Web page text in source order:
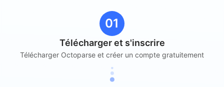
01
Télécharger et s'inscrire
Télécharger Octoparse et créer un compte gratuitement